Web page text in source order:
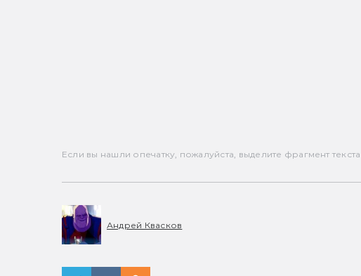
Если вы нашли опечатку, пожалуйста, выделите фрагмент
Андрей Квасков